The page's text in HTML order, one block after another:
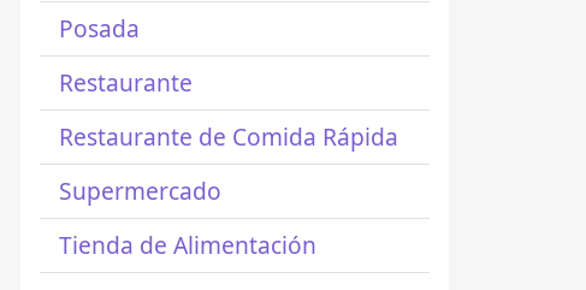
Posada
Restaurante
Restaurante de Comida Rápida
Supermercado
Tienda de Alimentación